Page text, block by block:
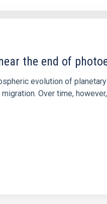
the end of
evolution of
Over time,